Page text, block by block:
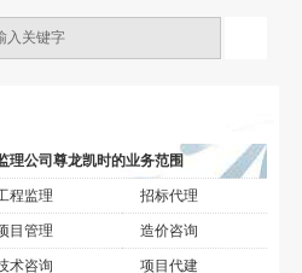
理公司尊龙凯时的业务范围
程监理 招标代理
目管理 造价咨询
术咨询 项目代建